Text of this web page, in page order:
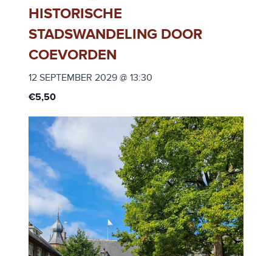
HISTORISCHE
STADSWANDELING DOOR
COEVORDEN
12 SEPTEMBER 2029 @ 13:30
€5,50